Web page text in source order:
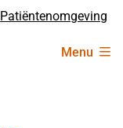
Patiëntenomgeving
Menu